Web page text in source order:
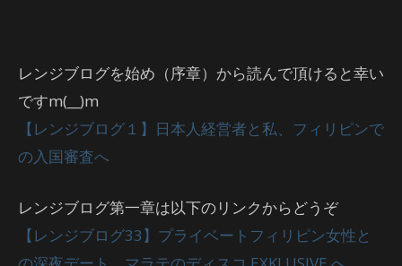
レンジブログを始め（序章）から読んで頂けると幸い
ですm(__)m
【レンジブログ１】日本人経営者と私、フィリピンで
の入国審査へ
レンジブログ第一章は以下のリンクからどうぞ
【レンジブログ33】プライベートフィリピン女性と